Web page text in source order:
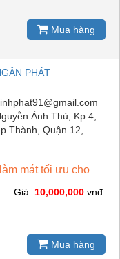
Mua hàng
PHÁT
Ảnh Thủ, Kp.4,
Thành, Quận 12,
mát tối ưu cho
Giá: 10,000,000 vnđ
Mua hàng